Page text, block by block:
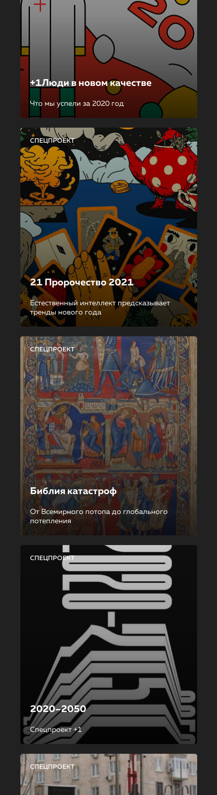
+1Люди в новом качестве
Что мы успели за 2020 год
СПЕЦПРОЕКТ
21 Пророчество 2021
Естественный интеллект предсказывает
тренды нового года
СПЕЦПРОЕКТ
Библия катастроф
От Всемирного потопа до глобального
потепления
СПЕЦПРОЕКТ
2020–2050
Спецпроект +1
СПЕЦПРОЕКТ